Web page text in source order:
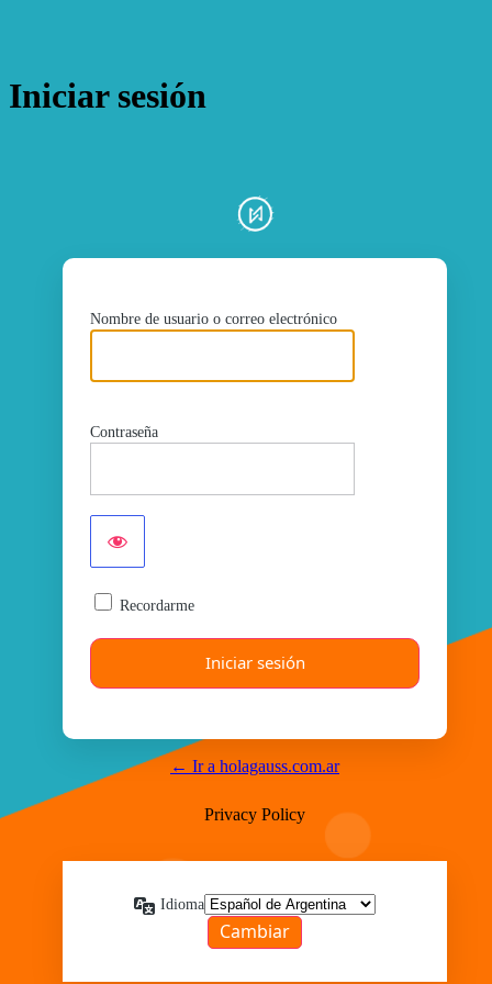
Iniciar sesión
Nombre de usuario o correo electrónico
Contraseña
Recordarme
← Ir a holagauss.com.ar
Privacy Policy
Idioma